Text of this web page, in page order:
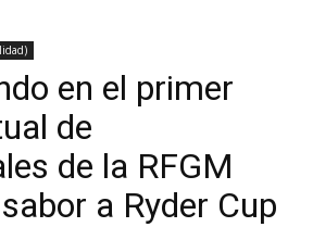
en el primer
de
de la RFGM
a Ryder Cup